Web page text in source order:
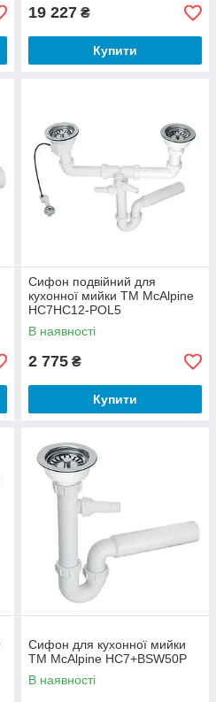
19 227 ₴
Купити
Сифон подвійний для
кухонної мийки ТМ McAlpine
HC7HC12-POL5
В наявності
2 775 ₴
Купити
Сифон для кухонної мийки
ТМ McAlpine HC7+BSW50P
В наявності